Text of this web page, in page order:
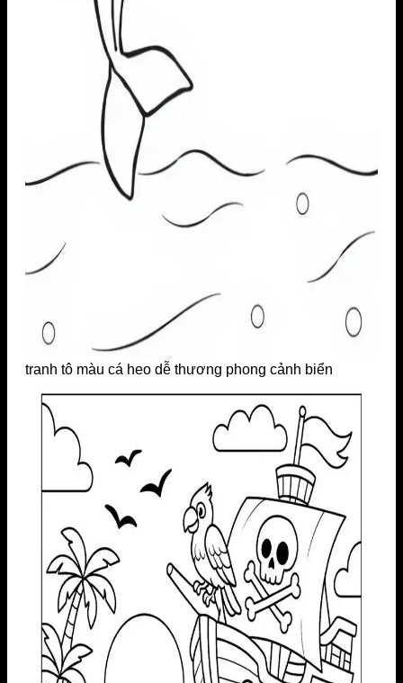
tranh tô màu cá heo dễ thương phong cảnh biển